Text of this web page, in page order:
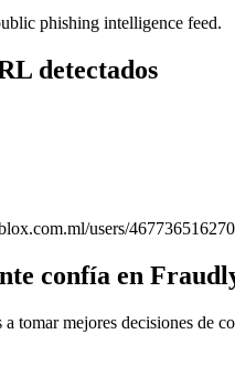
phishing intelligence feed.
detectados
users/
confía en
a tomar mejores decisiones de